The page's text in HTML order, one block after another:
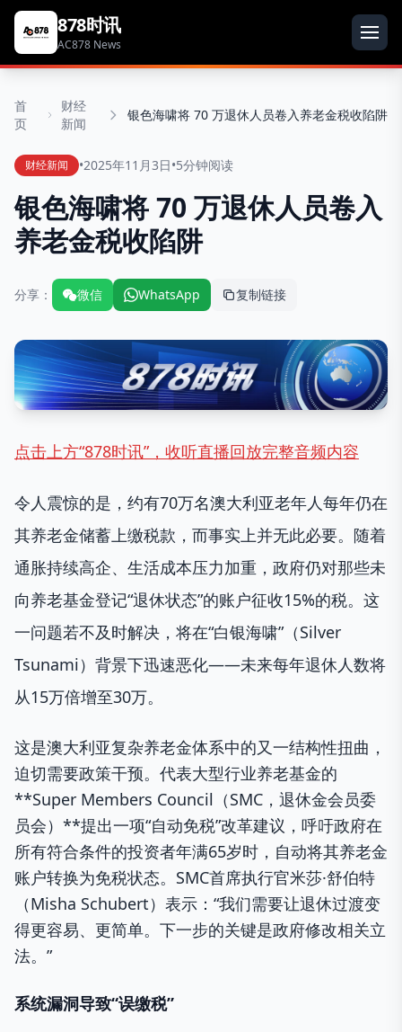
878时讯
AC878 News
首
页
财经
新闻
银色海啸将 70 万退休人员卷入养老金税收陷阱
财经新闻 •2025年11月3日•5分钟阅读
银色海啸将 70 万退休人员卷入
养老金税收陷阱
分享： 微信 WhatsApp 复制链接
点击上方“878时讯”，收听直播回放完整音频内容
令人震惊的是，约有70万名澳大利亚老年人每年仍在
其养老金储蓄上缴税款，而事实上并无此必要。随着
通胀持续高企、生活成本压力加重，政府仍对那些未
向养老基金登记“退休状态”的账户征收15%的税。这
一问题若不及时解决，将在“白银海啸”（Silver
Tsunami）背景下迅速恶化——未来每年退休人数将
从15万倍增至30万。
这是澳大利亚复杂养老金体系中的又一结构性扭曲，
迫切需要政策干预。代表大型行业养老基金的
**Super Members Council（SMC，退休金会员委
员会）**提出一项“自动免税”改革建议，呼吁政府在
所有符合条件的投资者年满65岁时，自动将其养老金
账户转换为免税状态。SMC首席执行官米莎·舒伯特
（Misha Schubert）表示：“我们需要让退休过渡变
得更容易、更简单。下一步的关键是政府修改相关立
法。”
系统漏洞导致“误缴税”